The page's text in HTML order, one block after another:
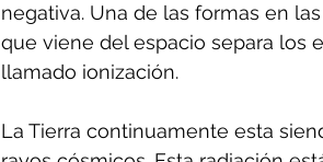
negativa. Una de las formas en
que viene del espacio separa los
llamado ionización.
La Tierra continuamente esta